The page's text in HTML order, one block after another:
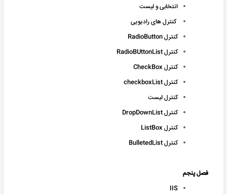
انتخابی و لیست
کنترل های رادیویی
کنترل RadioButton
کنترل RadioBUttonList
کنترل CheckBox
کنترل checkboxList
کنترل لیست
کنترل DropDownList
کنترل ListBox
کنترل BulletedList
فصل پنجم
IIS